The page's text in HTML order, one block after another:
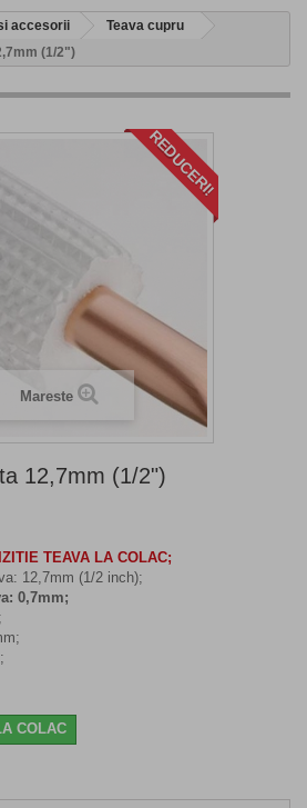
accesorii
Teava cupru
(1/2")
REDUCERI!
Mareste
12,7mm (1/2")
TEAVA LA COLAC;
12,7mm (1/2 inch);
0,7mm;
COLAC